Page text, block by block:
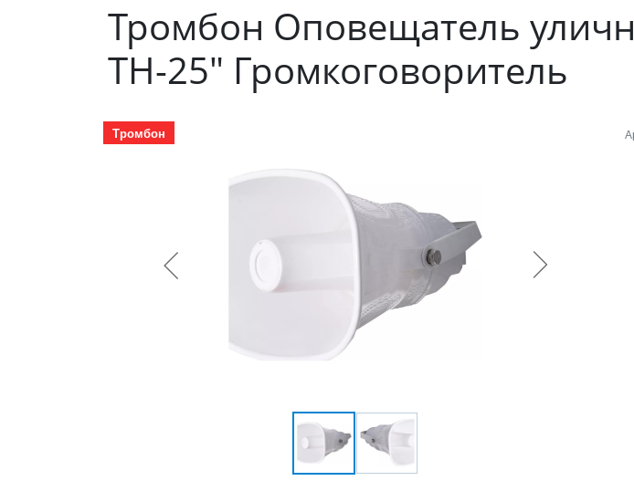
Тромбон Оповещатель
ТН-25" Громкоговоритель
Тромбон